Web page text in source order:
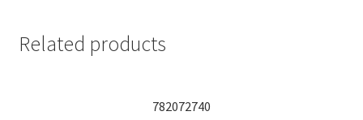
Related products
782072740